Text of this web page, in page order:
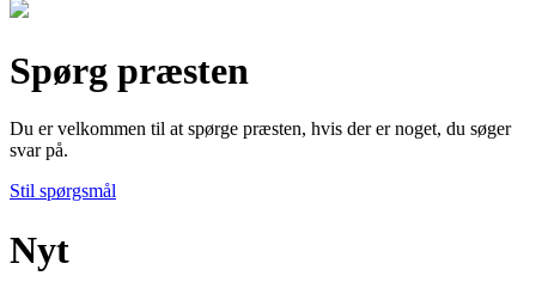
Spørg præsten
Du er velkommen til at spørge præsten, hvis der er noget, du søger
svar på.
Stil spørgsmål
Nyt